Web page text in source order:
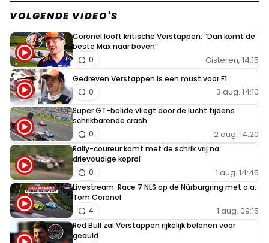
VOLGENDE VIDEO'S
Coronel looft kritische Verstappen: “Dan komt de
beste Max naar boven”
Gisteren, 14:15
0
Gedreven Verstappen is een must voor F1
3 aug. 14:10
0
Super GT-bolide vliegt door de lucht tijdens
schrikbarende crash
2 aug. 14:20
0
Rally-coureur komt met de schrik vrij na
drievoudige koprol
1 aug. 14:45
0
Livestream: Race 7 NLS op de Nürburgring met o.a.
Tom Coronel
1 aug. 09:15
4
Red Bull zal Verstappen rijkelijk belonen voor
geduld